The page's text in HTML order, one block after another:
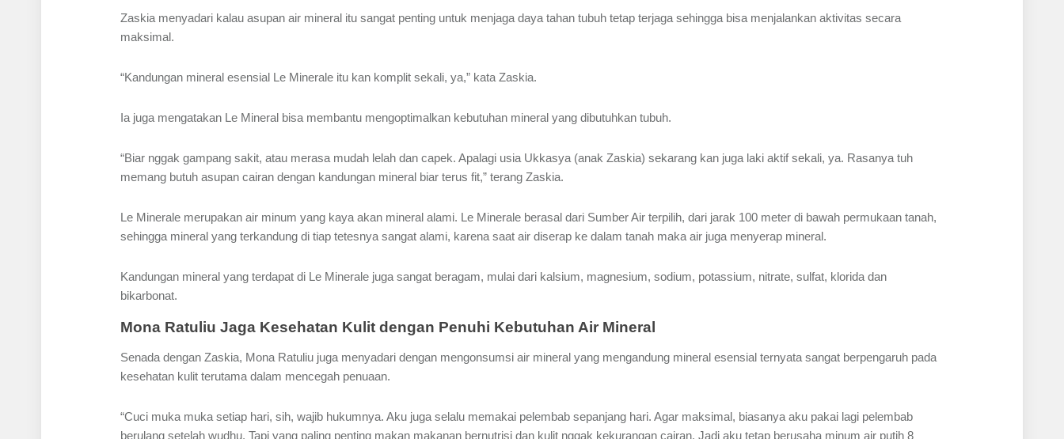
Zaskia menyadari kalau asupan air mineral itu sangat penting untuk menjaga daya tahan tubuh tetap terjaga sehingga bisa menjalankan aktivitas secara
maksimal.
“Kandungan mineral esensial Le Minerale itu kan komplit sekali, ya,” kata Zaskia.
Ia juga mengatakan Le Mineral bisa membantu mengoptimalkan kebutuhan mineral yang dibutuhkan tubuh.
“Biar nggak gampang sakit, atau merasa mudah lelah dan capek. Apalagi usia Ukkasya (anak Zaskia) sekarang kan juga laki aktif sekali, ya. Rasanya tuh
memang butuh asupan cairan dengan kandungan mineral biar terus fit,” terang Zaskia.
Le Minerale merupakan air minum yang kaya akan mineral alami. Le Minerale berasal dari Sumber Air terpilih, dari jarak 100 meter di bawah permukaan tanah,
sehingga mineral yang terkandung di tiap tetesnya sangat alami, karena saat air diserap ke dalam tanah maka air juga menyerap mineral.
Kandungan mineral yang terdapat di Le Minerale juga sangat beragam, mulai dari kalsium, magnesium, sodium, potassium, nitrate, sulfat, klorida dan
bikarbonat.
Mona Ratuliu Jaga Kesehatan Kulit dengan Penuhi Kebutuhan Air Mineral
Senada dengan Zaskia, Mona Ratuliu juga menyadari dengan mengonsumsi air mineral yang mengandung mineral esensial ternyata sangat berpengaruh pada
kesehatan kulit terutama dalam mencegah penuaan.
“Cuci muka muka setiap hari, sih, wajib hukumnya. Aku juga selalu memakai pelembab sepanjang hari. Agar maksimal, biasanya aku pakai lagi pelembab
berulang setelah wudhu. Tapi yang paling penting makan makanan bernutrisi dan kulit nggak kekurangan cairan. Jadi aku tetap berusaha minum air putih 8